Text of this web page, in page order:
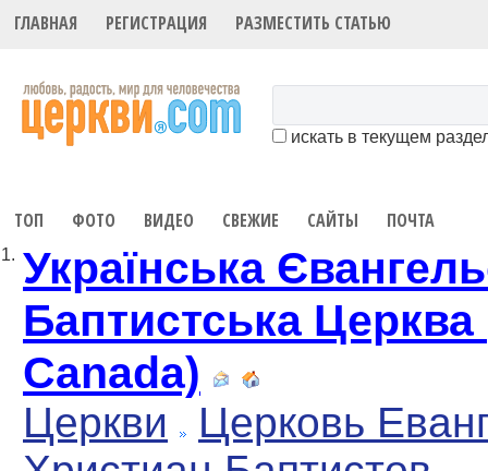
ГЛАВНАЯ РЕГИСТРАЦИЯ РАЗМЕСТИТЬ СТАТЬЮ
искать в текущем
ТОП ФОТО ВИДЕО СВЕЖИЕ САЙТЫ ПОЧТА
1. Українська
Баптистська
Canada)
Церкви
Церковь